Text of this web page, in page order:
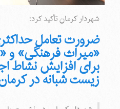
شهردار کرمان تأکید کرد:
ضرورت تعامل
«میراث فرهنگی» و
برای افزایش نشاط
زیست شبانه در